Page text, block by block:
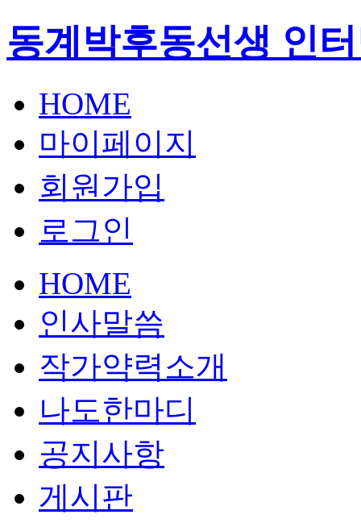
동계박후동선생 인
HOME
마이페이지
회원가입
로그인
HOME
인사말씀
작가약력소개
나도한마디
공지사항
게시판